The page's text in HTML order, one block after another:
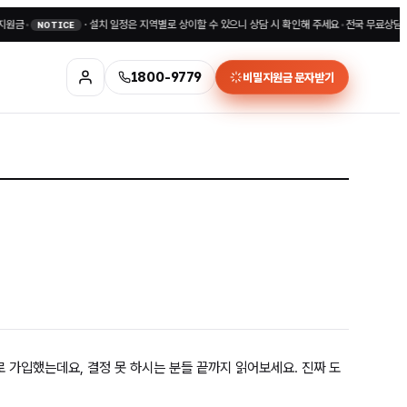
NOTICE ·설치 일정은 지역별로 상이할 수 있으니 상담 시 확인해 주세요• 전국 무료상담
1800-9779 비밀지원금 문자받기
입했는데요, 결정 못 하시는 분들 끝까지 읽어보세요. 진짜 도